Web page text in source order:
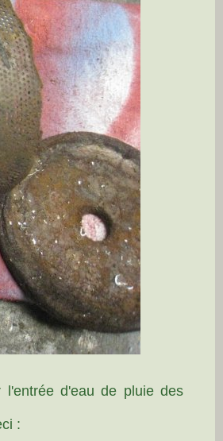
d'eau de pluie des
: